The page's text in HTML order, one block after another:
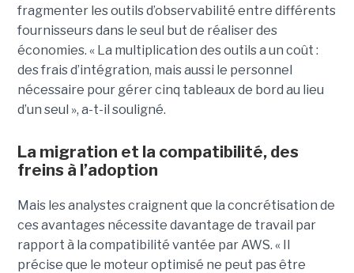
fragmenter les outils d’observabilité entre différents
fournisseurs dans le seul but de réaliser des
économies. « La multiplication des outils a un coût :
des frais d’intégration, mais aussi le personnel
nécessaire pour gérer cinq tableaux de bord au lieu
d’un seul », a-t-il souligné.
La migration et la compatibilité, des
freins à l’adoption
Mais les analystes craignent que la concrétisation de
ces avantages nécessite davantage de travail par
rapport à la compatibilité vantée par AWS. « Il
précise que le moteur optimisé ne peut pas être